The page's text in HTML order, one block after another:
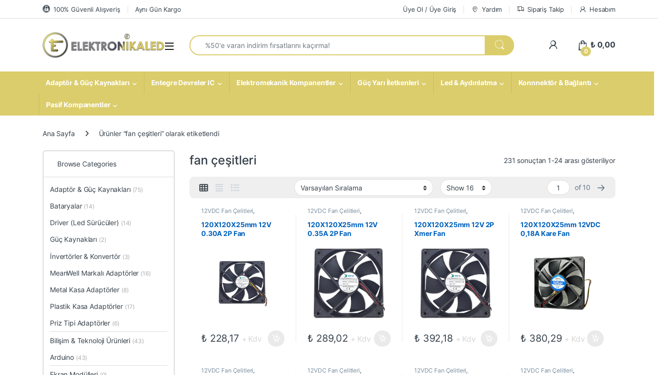
Skip to navigation
Skip to content 100% Güvenli Alışveriş Aynı Gün Kargo Üye Ol / Üye Giriş Yardım Sipariş Takip Hesabım
Open
Search for:
My Account
0
₺0,00
Adaptör & Güç Kaynakları Entegre Devreler IC Elektromekanik Kompanentler Güç Yarı İletkenleri Led & Aydınlatma Konnnektör & Bağlantı
Pasif Kompanentler
Ana Sayfa Ürünler “fan çeşitleri” olarak etiketlendi
fan çeşitleri 231 sonuçtan 1-24 arası gösteriliyor
of 10 →
12VDC Fan Çelitleri,
Elektromekanik Kompanentler
Fanlar
120X120X25mm 12V
0.30A 2P Fan
₺ 228,17 + Kdv
12VDC Fan Çelitleri,
Elektromekanik Kompanentler
Fanlar
120X120X25mm 12V
0.35A 2P Fan
₺ 289,02 + Kdv
12VDC Fan Çelitleri,
Elektromekanik Kompanentler
Fanlar
120X120X25mm 12V 2P
Xmer Fan
₺ 392,18 + Kdv
12VDC Fan Çelitleri,
Elektromekanik Kompanentler
Fanlar
120X120X25mm 12VDC
0,18A Kare Fan
₺ 380,29 + Kdv
12VDC Fan Çelitleri,
12VDC Fan Çelitleri,
12VDC Fan Çelitleri,
12VDC Fan Çelitleri,
Browse Categories
Adaptör & Güç Kaynakları (75)
Bataryalar (14)
Driver (Led Sürücüler) (14)
Güç Kaynakları (2)
İnvertörler & Konvertör (3)
MeanWell Markalı Adaptörler (16)
Metal Kasa Adaptörler (8)
Plastik Kasa Adaptörler (17)
Priz Tipi Adaptörler (6)
Bilişim & Teknoloji Ürünleri (43)
Arduino (43)